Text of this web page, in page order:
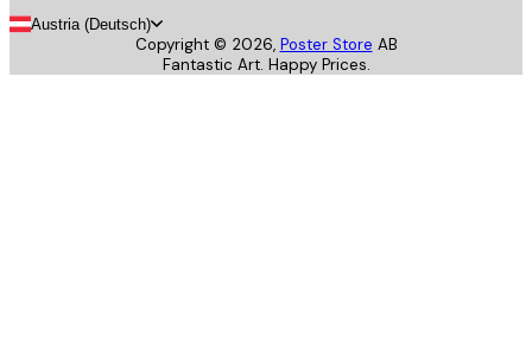
Austria (Deutsch)
Copyright © 2026, Poster Store AB
Fantastic Art. Happy Prices.